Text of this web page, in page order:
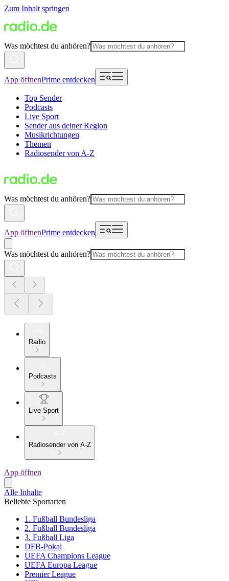
Zum Inhalt springen
Was möchtest du anhören?
App öffnenPrime entdecken
Top Sender
Podcasts
Live Sport
Sender aus deiner Region
Musikrichtungen
Themen
Radiosender von A-Z
Was möchtest du anhören?
App öffnenPrime entdecken
Was möchtest du anhören?
Radio
Podcasts
Live Sport
Radiosender von A-Z
App öffnen
Alle Inhalte
Beliebte Sportarten
1. Fußball Bundesliga
2. Fußball Bundesliga
3. Fußball Liga
DFB-Pokal
UEFA Champions League
UEFA Europa League
Premier League